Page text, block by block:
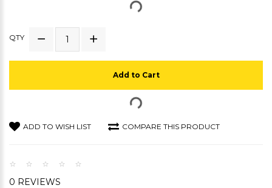
QTY
Add to Cart
ADD TO WISH LIST COMPARE THIS PRODUCT
0 REVIEWS